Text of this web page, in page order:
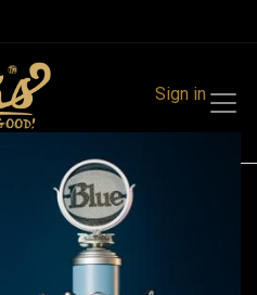
Sign in